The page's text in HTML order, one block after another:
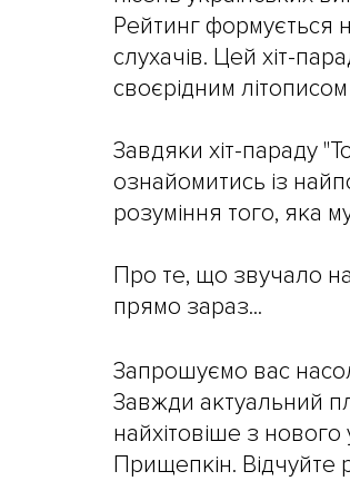
Рейтинг формується
слухачів. Цей хіт-
своєрідним
Завдяки хіт-параду
ознайомитись із
розуміння того, яка
Про те, що звучало
прямо зараз...
Запрошуємо вас
Завжди актуальний
найхітовіше з нового
Прищепкін. Відчуйте